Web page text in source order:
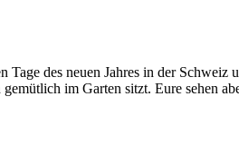
des neuen Jahres in der
im Garten sitzt. Eure sehen